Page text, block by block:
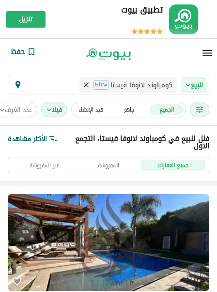
تطبيق بيوت
تنزيل
حفظ
للبيع كومباوند لانوفا فيستا مختلط
الجميع جاهز قيد الإنشاء فیلا عدد الغرف
فلل للبيع في كومباوند لانوفا فيستا، التجمع
الاول الأكثر مشاهدة
جميع العقارات المفروشة غير المفروشة